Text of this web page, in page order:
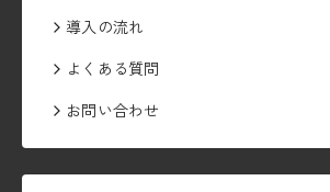
導入の流れ
よくある質問
お問い合わせ